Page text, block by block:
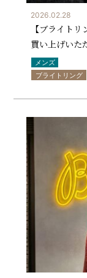
2026.02.28
【ブライト
買い上げいた
メンズ
ブライトリング